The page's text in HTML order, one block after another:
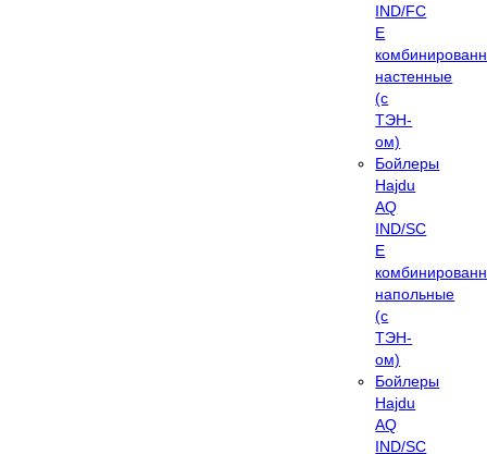
IND/FC
E
настенные
(с
ТЭН-
ом)
Бойлеры
Hajdu
AQ
IND/SC
E
напольные
(с
ТЭН-
ом)
Бойлеры
Hajdu
AQ
IND/SC